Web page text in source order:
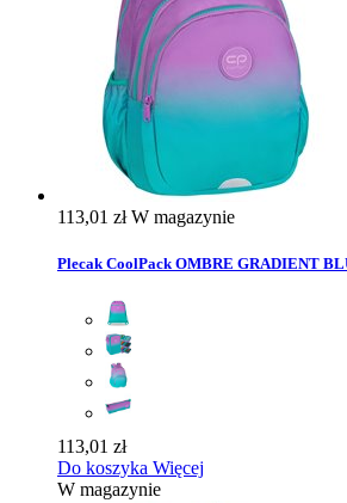
113,01 złW magazynie
Plecak CoolPack OMBRE GRADIENT
113,01 zł
Do koszyka Więcej
W magazynie